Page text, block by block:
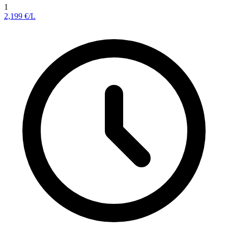
1
2,199 €/L